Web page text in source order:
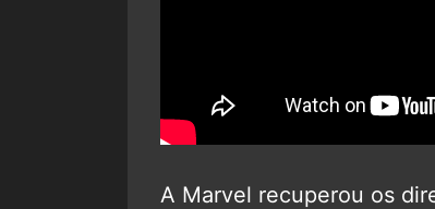
A Marvel recuperou os